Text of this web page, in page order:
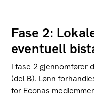
Fase 2:
eventuell
I fase 2 gjennomfører
(del B). Lønn
for Econas